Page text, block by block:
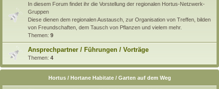
In diesem Forum findet ihr die Vorstellung der regionalen Hortus-Netzwerk-
Gruppen
Diese dienen dem regionalen Austausch, zur Organisation von Treffen, bilden
von Freundschaften, dem Tausch von Pflanzen und vielem mehr.
Themen: 9
Ansprechpartner / Führungen / Vorträge
Themen: 4
Hortus / Hortane Habitate / Garten auf dem Weg